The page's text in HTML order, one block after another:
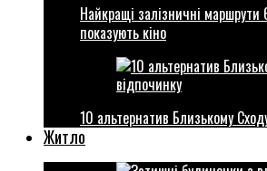
Найкращі залізничні маршрути
показують кіно
10 альтернатив Близькому
Житло